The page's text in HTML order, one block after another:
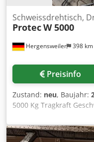
Hergensweiler 398 km
Schweissdrehtisch,
ProtecW 5000
Preisinfo
Zustand: neu, Baujahr:
5000 Kg Tragkraft
- 0,5 U/min
Durchmesser 1500mm
Fußfernbedienung